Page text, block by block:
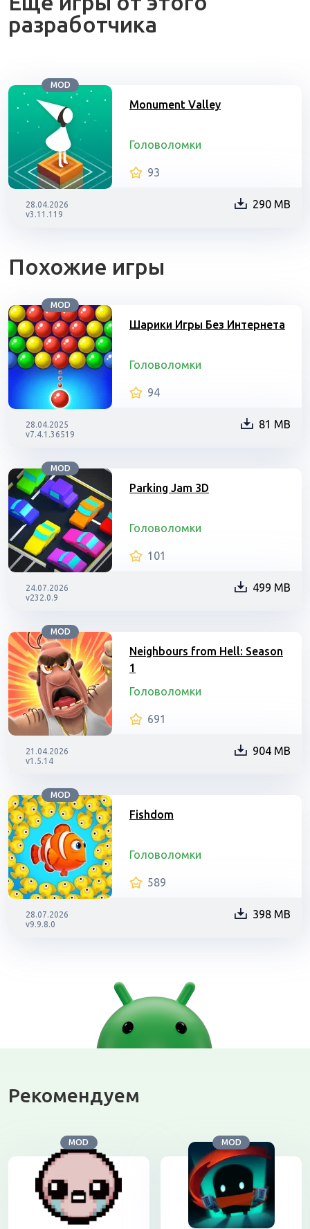
разработчика
MOD
Monument Valley
Головоломки
93
28.04.2026
v3.11.119
290 MB
Похожие игры
MOD
Шарики Игры Без Интернета
Головоломки
94
28.04.2025
v7.4.1.36519
81 MB
MOD
Parking Jam 3D
Головоломки
101
24.07.2026
v232.0.9
499 MB
MOD
Neighbours from Hell: Season
1
Головоломки
691
21.04.2026
v1.5.14
904 MB
MOD
Fishdom
Головоломки
589
28.07.2026
v9.9.8.0
398 MB
Рекомендуем
MOD MOD